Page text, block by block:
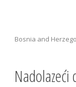
Bosnia and